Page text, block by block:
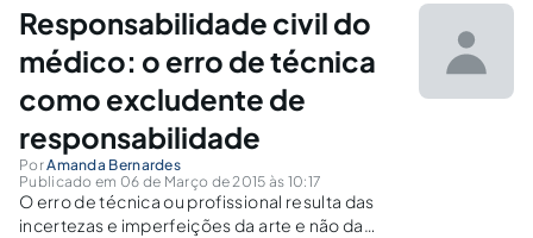
acarretar na responsabilidade do profissional..
Responsabilidade civil do
médico: o erro de técnica
como excludente de
responsabilidade
PorAmanda Bernardes
Publicado em 06 de Março de 2015 às 10:17
O erro de técnica ou profissional resulta das
incertezas e imperfeições da arte e não da